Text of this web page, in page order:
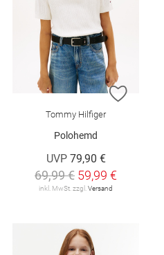
WUNSCHLISTE HINZUFÜGEN
ZUR
Tommy Hilfiger
Polohemd
UVP 79,90 €
69,99 € 59,99 €
inkl. MwSt. zzgl.Versand